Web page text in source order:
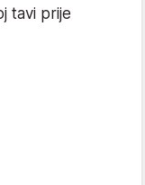
tavi prije